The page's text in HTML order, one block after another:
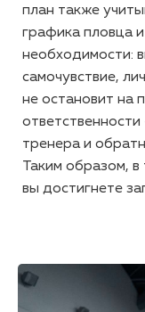
план также
графика пловца
необходимости:
самочувствие,
не остановит на
тренера и
Таким образом, в
вы достигнете